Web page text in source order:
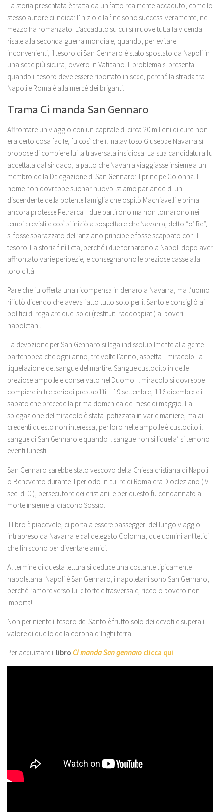
La storia presentata è tratta da un fatto realmente accaduto, come lo
stesso autore ci indica: l’inizio e la fine sono successi veramente, nel
mezzo ha romanzato. L’accaduto su cui si muove tutta la vicenda
risale alla seconda guerra mondiale, quando, per evitare
inconvenienti, il tesoro di San Gennaro è stato spostato da Napoli in
una sede più sicura, ovvero in Vaticano. Il problema si presenta
quando il tesoro deve essere riportato in sede, perché la strada tra
Napoli e Roma è alla mercé dei briganti.
Trama Ci manda San Gennaro
Affrontare un viaggio con un capitale di circa 20 milioni di euro non
era certo cosa facile, fu così che il malavitoso Giuseppe Navarra si
propose di compiere lui la traversata insidiosa. La sua candidatura fu
accettata dal sindaco, a patto che Navarra viaggiasse insieme a un
membro della Delegazione di San Gennaro: il principe Colonna. Il
nome non dovrebbe suonar nuovo: stiamo parlando di un
discendente della potente famiglia che ospitò Machiavelli e prima
ancora protesse Petrarca. I due partirono ma non tornarono nei
tempi previsti e così si iniziò a sospettare che Navarra, detto “o’ Re”,
si fosse sbarazzato dell’anziano principe e fosse scappato con il
tesoro. La storia finì lieta, perché i due tornarono a Napoli dopo aver
affrontato varie peripezie, e consegnarono le preziose casse alla
loro città.
Pare che fu offerta una ricompensa in denaro a Navarra, ma l’uomo
rifiutò dicendo che aveva fatto tutto solo per il Santo e consigliò ai
politici di regalare quei soldi (restituiti raddoppiati) ai poveri
napoletani.
La devozione per San Gennaro si lega indissolubilmente alla gente
partenopea che ogni anno, tre volte l’anno, aspetta il miracolo: la
liquefazione del sangue del martire. Sangue custodito in delle
preziose ampolle e conservato nel Duomo. Il miracolo si dovrebbe
compiere in tre periodi prestabiliti: il 19 settembre, il 16 dicembre e il
sabato che precede la prima domenica del mese di maggio. La
spiegazione del miracolo è stata ipotizzata in varie maniere, ma ai
credenti questo non interessa, per loro nelle ampolle è custodito il
sangue di San Gennaro e quando il sangue non si liquefa’ si temono
eventi funesti.
San Gennaro sarebbe stato vescovo della Chiesa cristiana di Napoli
o Benevento durante il periodo in cui re di Roma era Diocleziano (IV
sec. d. C:), persecutore dei cristiani, e per questo fu condannato a
morte insieme al diacono Sossio.
Il libro è piacevole, ci porta a essere passeggeri del lungo viaggio
intrapreso da Navarra e dal delegato Colonna, due uomini antitetici
che finiscono per diventare amici.
Al termine di questa lettura si deduce una costante tipicamente
napoletana: Napoli è San Gennaro, i napoletani sono San Gennaro,
perché l’amore verso lui è forte e trasversale, ricco o povero non
importa!
Non per niente il tesoro del Santo è frutto solo dei devoti e supera il
valore di quello della corona d’Inghilterra!
Per acquistare il libro Ci manda San gennaro clicca qui